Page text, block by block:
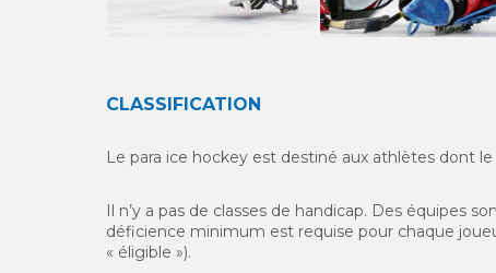
CLASSIFICATION
Le para ice hockey est destiné aux athlètes dont
Il n’y a pas de classes de handicap. Des équipes
déficience minimum est requise pour chaque
« éligible »).